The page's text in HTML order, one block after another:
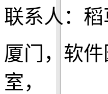
联系人：稻
厦门，软
室，